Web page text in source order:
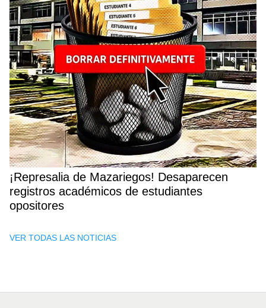
¡Represalia de Mazariegos! Desaparecen
registros académicos de estudiantes
opositores
VER TODAS LAS NOTICIAS